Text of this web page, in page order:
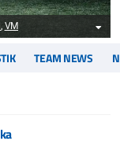
, VM
TEAM NEWS